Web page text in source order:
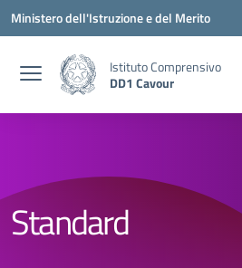
Vai ai contenuti
Vai al menu di navigazione
Vai al footer
Ministero dell'Istruzione e del Merito
Istituto Comprensivo
DD1 Cavour
Standard